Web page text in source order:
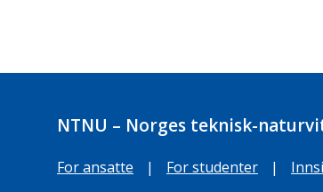
NTNU – Norges teknisk-
For ansatte | For studenter |